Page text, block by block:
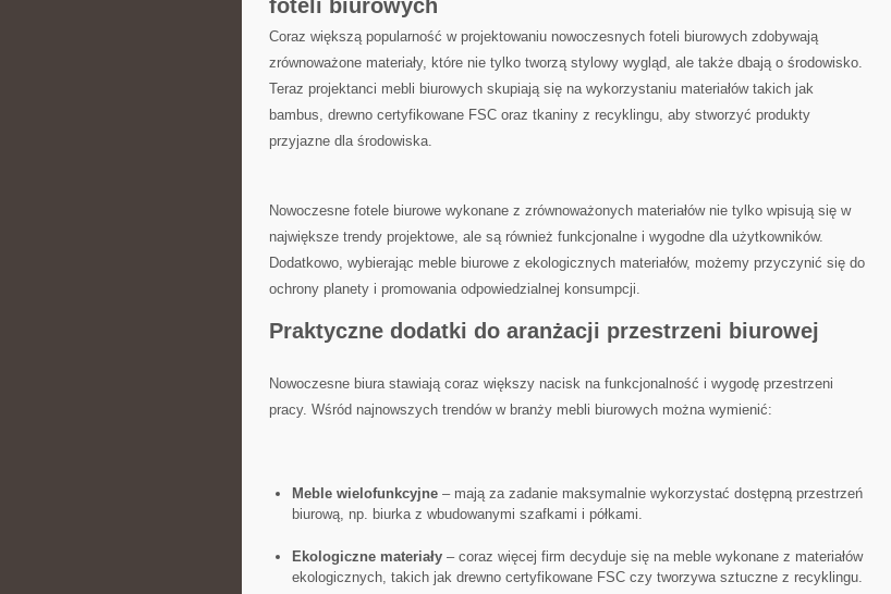
foteli biurowych
Coraz większą popularność w ‍projektowaniu nowoczesnych foteli biurowych zdobywają
zrównoważone ‍materiały, które nie⁤ tylko tworzą stylowy wygląd, ⁢ale także dbają o środowisko.⁤
Teraz projektanci mebli biurowych‌ skupiają się⁢ na wykorzystaniu ⁤materiałów takich⁣ jak
bambus, ⁢drewno certyfikowane FSC‍ oraz tkaniny z recyklingu, aby stworzyć produkty
przyjazne ​dla środowiska.
Nowoczesne⁣ fotele biurowe wykonane z zrównoważonych materiałów nie⁤ tylko ‌wpisują‍ się ⁣w
największe trendy projektowe, ale są również⁢ funkcjonalne i wygodne dla użytkowników.
Dodatkowo,​ wybierając ‍meble biurowe z ekologicznych materiałów, możemy przyczynić się⁢ do
ochrony planety i promowania odpowiedzialnej konsumpcji.
Praktyczne ⁢dodatki ⁤do aranżacji przestrzeni biurowej
Nowoczesne biura stawiają coraz większy nacisk ⁢na funkcjonalność ‌i wygodę przestrzeni
pracy. Wśród najnowszych trendów ‍w ⁣branży mebli biurowych​ można wymienić:
Meble wielofunkcyjne–​ mają za‌ zadanie maksymalnie wykorzystać dostępną ‌przestrzeń
biurową,⁣ np. ⁣biurka z‌ wbudowanymi ⁢szafkami i ⁢półkami.
Ekologiczne materiały– ‌coraz więcej‌ firm decyduje się na ⁣meble⁣ wykonane ⁢z⁤ materiałów
ekologicznych, ⁢takich‌ jak drewno certyfikowane FSC czy tworzywa sztuczne z ⁣recyklingu.